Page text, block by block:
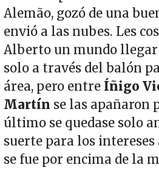
Alemão, gozó de una
envió a las nubes. Les
Alberto un mundo
solo a través del balón
área, pero entre Íñigo
Martín se las apañaron
último se quedase solo
suerte para los intereses
se fue por encima de la